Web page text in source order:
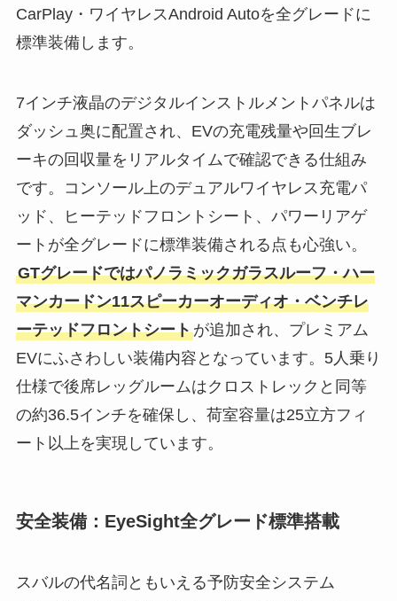
CarPlay・ワイヤレスAndroid Autoを全グレードに
標準装備します。
7インチ液晶のデジタルインストルメントパネルは
ダッシュ奥に配置され、EVの充電残量や回生ブレ
ーキの回収量をリアルタイムで確認できる仕組み
です。コンソール上のデュアルワイヤレス充電パ
ッド、ヒーテッドフロントシート、パワーリアゲ
ートが全グレードに標準装備される点も心強い。
GTグレードではパノラミックガラスルーフ・ハー
マンカードン11スピーカーオーディオ・ベンチレ
ーテッドフロントシートが追加され、プレミアム
EVにふさわしい装備内容となっています。5人乗り
仕様で後席レッグルームはクロストレックと同等
の約36.5インチを確保し、荷室容量は25立方フィ
ート以上を実現しています。
安全装備：EyeSight全グレード標準搭載
スバルの代名詞ともいえる予防安全システム